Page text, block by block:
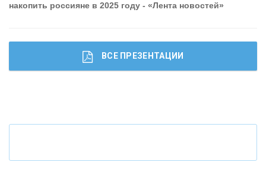
Что будет с наличными деньгами при цифровом
накопить россияне в 2025 году - «Лента новостей»
ВСЕ ПРЕЗЕНТАЦИИ